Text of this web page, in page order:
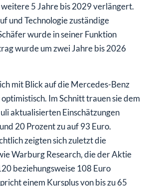
5 Jahre bis 2029 verlängert.
und Technologie zuständige
wurde in seiner Funktion
wurde um zwei Jahre bis 2026
mit Blick auf die Mercedes-Benz
Im Schnitt trauen sie dem
aktualisierten Einschätzungen
20 Prozent zu auf 93 Euro.
zeigten sich zuletzt die
Warburg Research, die der Aktie
beziehungsweise 108 Euro
einem Kursplus von bis zu 65